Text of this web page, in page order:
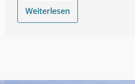
Weiterlesen